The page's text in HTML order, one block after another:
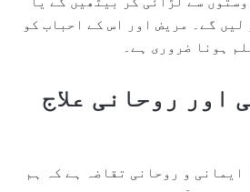
لیں گے۔ مریض اور اس کے احباب کو
ہونا ضروری ہے۔
اور روحانی علاج
ایمانی و روحانی تقاضہ ہے کہ ہم